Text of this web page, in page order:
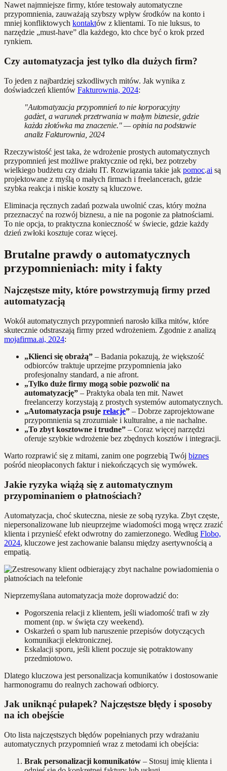
Nawet najmniejsze firmy, które testowały automatyczne
przypomnienia, zauważają szybszy wpływ środków na konto i
mniej konfliktowych kontaktów z klientami. To nie luksus, to
narzędzie „must-have” dla każdego, kto chce być o krok przed
rynkiem.
Czy automatyzacja jest tylko dla dużych firm?
To jeden z najbardziej szkodliwych mitów. Jak wynika z
doświadczeń klientów Fakturownia, 2024:
"Automatyzacja przypomnień to nie korporacyjny
gadżet, a warunek przetrwania w małym biznesie, gdzie
każda złotówka ma znaczenie." — opinia na podstawie
analiz Fakturownia, 2024
Rzeczywistość jest taka, że wdrożenie prostych automatycznych
przypomnień jest możliwe praktycznie od ręki, bez potrzeby
wielkiego budżetu czy działu IT. Rozwiązania takie jak pomoc.ai są
projektowane z myślą o małych firmach i freelancerach, gdzie
szybka reakcja i niskie koszty są kluczowe.
Eliminacja ręcznych zadań pozwala uwolnić czas, który można
przeznaczyć na rozwój biznesu, a nie na pogonie za płatnościami.
To nie opcja, to praktyczna konieczność w świecie, gdzie każdy
dzień zwłoki kosztuje coraz więcej.
Brutalne prawdy o automatycznych
przypomnieniach: mity i fakty
Najczęstsze mity, które powstrzymują firmy przed
automatyzacją
Wokół automatycznych przypomnień narosło kilka mitów, które
skutecznie odstraszają firmy przed wdrożeniem. Zgodnie z analizą
mojafirma.ai, 2024:
„Klienci się obrażą” – Badania pokazują, że większość
odbiorców traktuje uprzejme przypomnienia jako
profesjonalny standard, a nie afront.
„Tylko duże firmy mogą sobie pozwolić na
automatyzację” – Praktyka obala ten mit. Nawet
freelancerzy korzystają z prostych systemów automatycznych.
„Automatyzacja psuje relacje” – Dobrze zaprojektowane
przypomnienia są zrozumiałe i kulturalne, a nie nachalne.
„To zbyt kosztowne i trudne” – Coraz więcej narzędzi
oferuje szybkie wdrożenie bez zbędnych kosztów i integracji.
Warto rozprawić się z mitami, zanim one pogrzebią Twój biznes
pośród nieopłaconych faktur i niekończących się wymówek.
Jakie ryzyka wiążą się z automatycznym
przypominaniem o płatnościach?
Automatyzacja, choć skuteczna, niesie ze sobą ryzyka. Zbyt częste,
niepersonalizowane lub nieuprzejme wiadomości mogą wręcz zrazić
klienta i przynieść efekt odwrotny do zamierzonego. Według Flobo,
2024, kluczowe jest zachowanie balansu między asertywnością a
empatią.
Nieprzemyślana automatyzacja może doprowadzić do:
Pogorszenia relacji z klientem, jeśli wiadomość trafi w zły
moment (np. w święta czy weekend).
Oskarżeń o spam lub naruszenie przepisów dotyczących
komunikacji elektronicznej.
Eskalacji sporu, jeśli klient poczuje się potraktowany
przedmiotowo.
Dlatego kluczowa jest personalizacja komunikatów i dostosowanie
harmonogramu do realnych zachowań odbiorcy.
Jak uniknąć pułapek? Najczęstsze błędy i sposoby
na ich obejście
Oto lista najczęstszych błędów popełnianych przy wdrażaniu
automatycznych przypomnień wraz z metodami ich obejścia:
Brak personalizacji komunikatów – Stosuj imię klienta i